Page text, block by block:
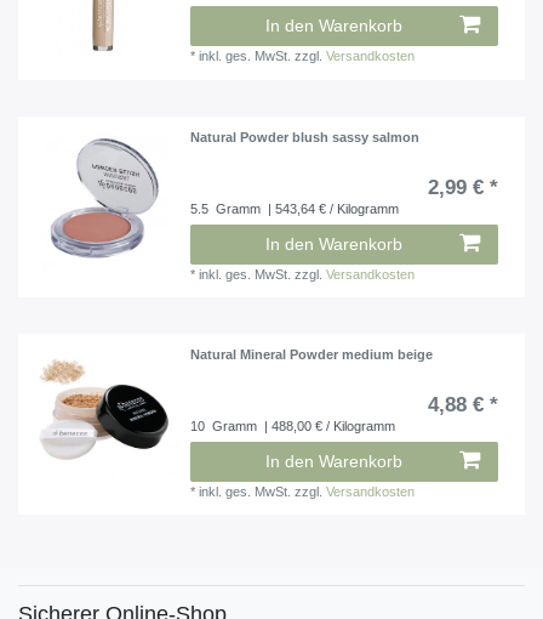
In den Warenkorb
*inkl. ges. MwSt. zzgl.Versandkosten
Natural Powder blush sassy salmon
2,99 € *
5.5 Gramm | 543,64 € / Kilogramm
In den Warenkorb
*inkl. ges. MwSt. zzgl.Versandkosten
Natural Mineral Powder medium beige
4,88 € *
10 Gramm | 488,00 € / Kilogramm
In den Warenkorb
*inkl. ges. MwSt. zzgl.Versandkosten